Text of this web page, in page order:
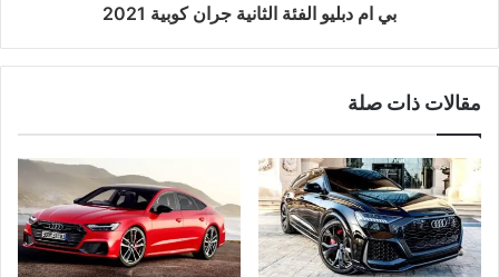
بي ام دبليو الفئة الثانية جران كوبية 2021
مقالات ذات صلة